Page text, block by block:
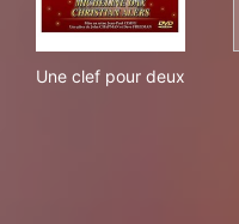
Une clef pour deux